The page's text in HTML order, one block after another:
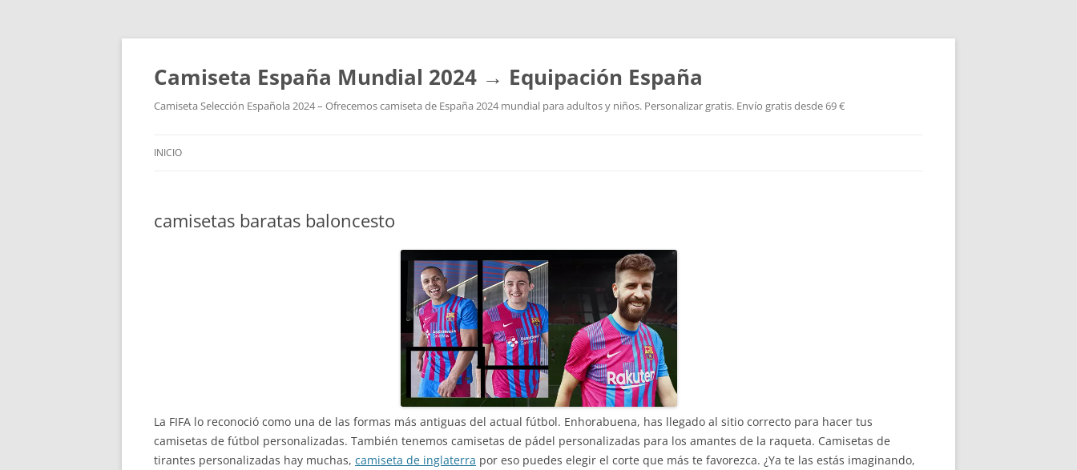
Camiseta España Mundial 2024 → Equipación España
Camiseta Selección Española 2024 – Ofrecemos camiseta de España 2024 mundial para adultos y niños. Personalizar gratis. Envío gratis desde 69 €
INICIO
camisetas baratas baloncesto
La FIFA lo reconoció como una de las formas más antiguas del actual fútbol. Enhorabuena, has llegado al sitio correcto para hacer tus
camisetas de fútbol personalizadas. También tenemos camisetas de pádel personalizadas para los amantes de la raqueta. Camisetas de
tirantes personalizadas hay muchas, camiseta de inglaterra por eso puedes elegir el corte que más te favorezca. ¿Ya te las estás imaginando,